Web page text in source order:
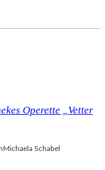
Operette „Vetter
Michaela Schabel